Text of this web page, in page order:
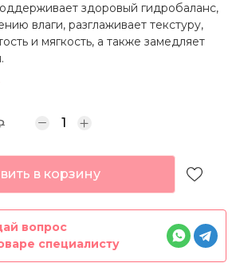
здоровый гидробаланс,
влаги, разглаживает текстуру,
и мягкость, а также замедляет
в корзину
вопрос
специалисту